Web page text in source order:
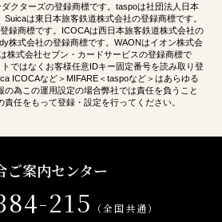
クターズの登録商標です。taspoは社団法人日本
は東日本旅客鉄道株式会社の登録商標です。
録商標です。ICOCAは西日本旅客鉄道株式会社の
株式会社の登録商標です。WAONはイオン株式会
株式会社セブン・カードサービスの登録商標で
ではなくお客様任意IDキー固定番号を読み取り登
ICOCAなど＞MIFARE＜taspoなど＞はあらゆる
の為この運用設定の場合弊社では責任を負うこと
任をもって登録・設定を行ってください。
ご案内センター
215 （全国共通）